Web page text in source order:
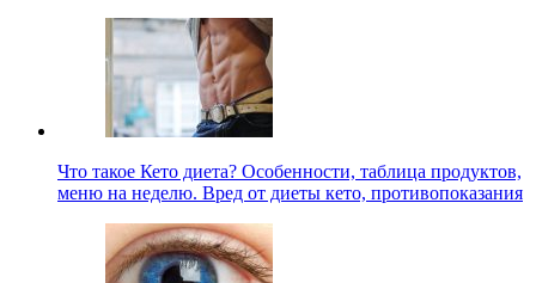
Что такое Кето диета? Особенности, таблица продуктов,
меню на неделю. Вред от диеты кето, противопоказания